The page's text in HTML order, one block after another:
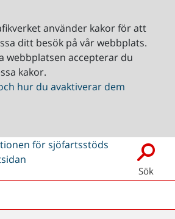
använder kakor för att
ditt besök på vår webbplats.
webbplatsen accepterar du
kakor.
hur du avaktiverar dem
Sök